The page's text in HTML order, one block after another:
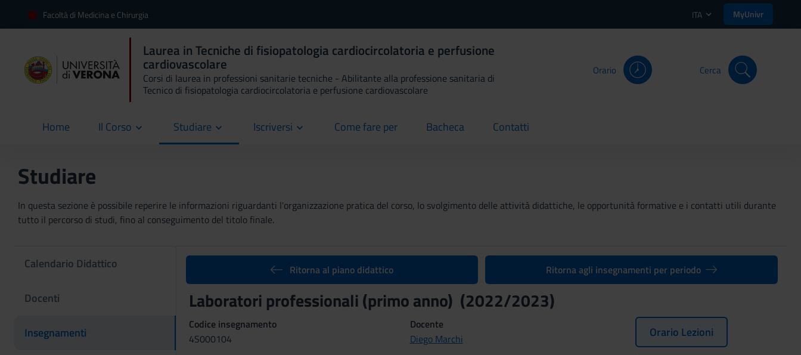
Facoltà di Medicina e Chirurgia ITA MyUnivr
Laurea in Tecniche di fisiopatologia cardiocircolatoria e perfusione
cardiovascolare
Corsi di laurea in professioni sanitarie tecniche - Abilitante alla professione sanitaria di
Tecnico di fisiopatologia cardiocircolatoria e perfusione cardiovascolare
Orario Cerca
Home
current Il Corso Studiare Iscriversi Come fare per
current Bacheca
current Contatti
current
Studiare
In questa sezione è possibile reperire le informazioni riguardanti l'organizzazione pratica del corso, lo svolgimento delle attività didattiche, le opportunità formative e i contatti utili durante
tutto il percorso di studi, fino al conseguimento del titolo finale.
Calendario Didattico
Docenti
Insegnamenti
Ritorna al piano didattico Ritorna agli insegnamenti per periodo
Laboratori professionali (primo anno) (2022/2023)
Codice insegnamento
4S000104
Docente
Diego Marchi
Orario Lezioni